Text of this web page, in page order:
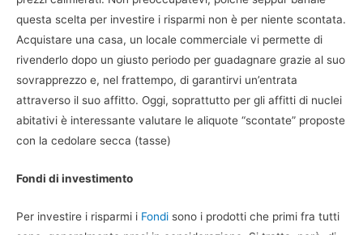
questa scelta per investire i risparmi non è per niente scontata.
Acquistare una casa, un locale commerciale vi permette di
rivenderlo dopo un giusto periodo per guadagnare grazie al suo
sovrapprezzo e, nel frattempo, di garantirvi un’entrata
attraverso il suo affitto. Oggi, soprattutto per gli affitti di nuclei
abitativi è interessante valutare le aliquote “scontate” proposte
con la cedolare secca (tasse)
Fondi di investimento
Per investire i risparmi i Fondi sono i prodotti che primi fra tutti